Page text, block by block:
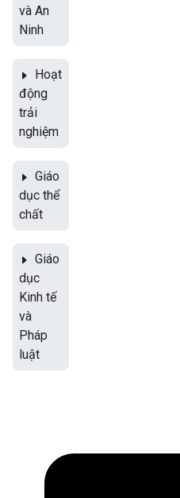
và An
Ninh
Hoạt
động
trải
nghiệm
Giáo
dục thể
chất
Giáo
dục
Kinh tế
và
Pháp
luật